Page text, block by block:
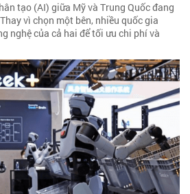
tạo (AI) giữa Mỹ và Trung Quốc đang
vì chọn một bên, nhiều quốc gia
nghệ của cả hai để tối ưu chi phí và